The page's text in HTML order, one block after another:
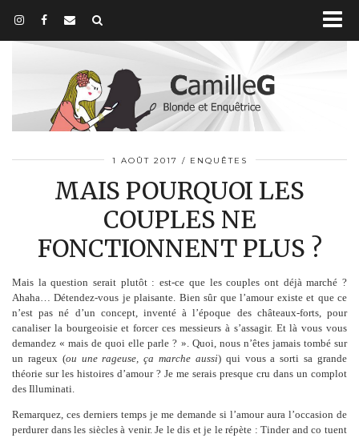
1 AOÛT 2017 ENQUÊTES
MAIS POURQUOI LES
COUPLES NE
FONCTIONNENT PLUS ?
Mais la question serait plutôt : est-ce que les couples ont déjà marché ?
Ahaha… Détendez-vous je plaisante. Bien sûr que l’amour existe et que ce
n’est pas né d’un concept, inventé à l’époque des châteaux-forts, pour
canaliser la bourgeoisie et forcer ces messieurs à s’assagir. Et là vous vous
demandez « mais de quoi elle parle ? ». Quoi, nous n’êtes jamais tombé sur
un rageux (ou une rageuse, ça marche aussi) qui vous a sorti sa grande
théorie sur les histoires d’amour ? Je me serais presque cru dans un complot
des Illuminati.
Remarquez, ces derniers temps je me demande si l’amour aura l’occasion de
perdurer dans les siècles à venir. Je le dis et je le répète : Tinder and co tuent